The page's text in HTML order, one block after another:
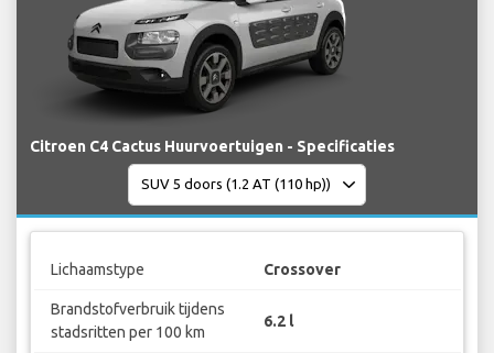
Citroen C4 Cactus Huurvoertuigen - Specificaties
Lichaamstype Crossover
Brandstofverbruik tijdens
stadsritten per 100 km
6.2 l